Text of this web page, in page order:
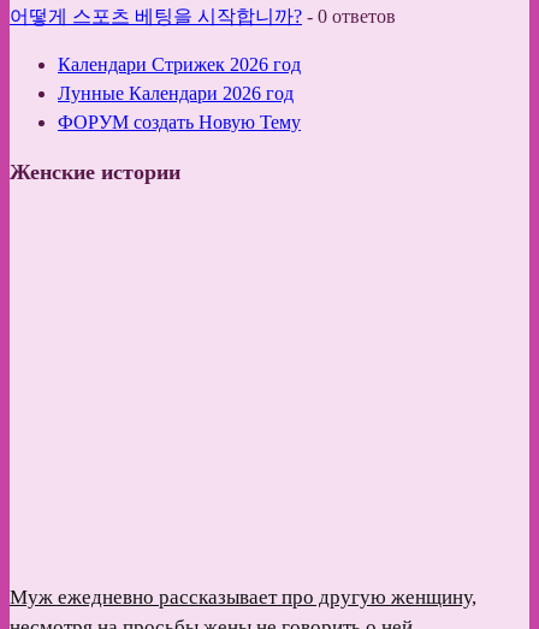
어떻게 스포츠 베팅을 시작합니까? - 0 ответов
Календари Стрижек 2026 год
Лунные Календари 2026 год
ФОРУМ создать Новую Тему
Женские истории
Муж ежедневно рассказывает про другую женщину,